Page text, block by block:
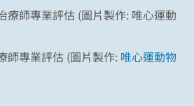
師專業評估 (圖片製作: 唯心運動物